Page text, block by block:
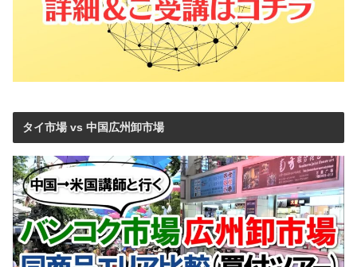
タイ市場 vs 中国広州卸市場